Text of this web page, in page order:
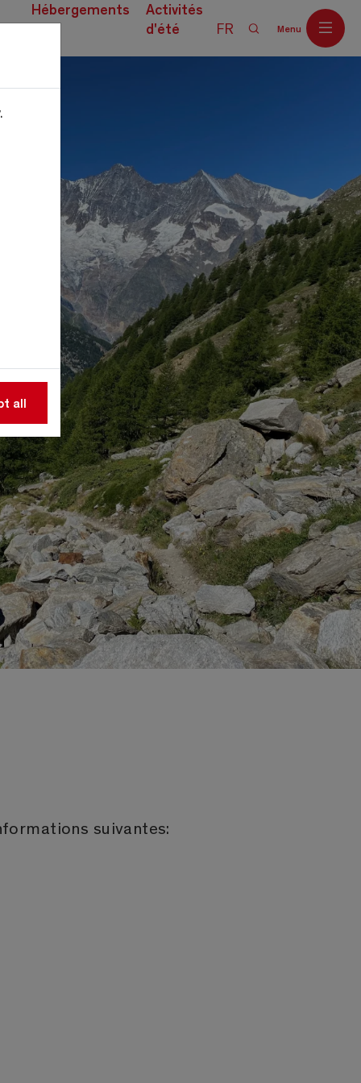
Hébergements
Activités
d'été
FR Menu
suivantes:
all